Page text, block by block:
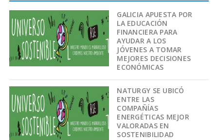
GALICIA APUESTA POR
LA EDUCACIÓN
FINANCIERA PARA
AYUDAR A LOS
JÓVENES A TOMAR
MEJORES DECISIONES
ECONÓMICAS
NATURGY SE UBICÓ
ENTRE LAS
COMPAÑÍAS
ENERGÉTICAS MEJOR
VALORADAS EN
SOSTENIBILIDAD